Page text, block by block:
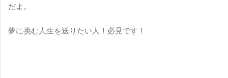
だよ。
夢に挑む人生を送りたい人！必見です！